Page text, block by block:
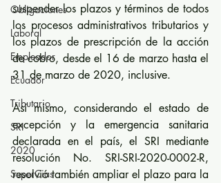
Obligaciones
Laboral
Empleador
Ecuador
Tributario
SRI
2020
SuperCias
suspender los plazos y términos de todos
los procesos administrativos tributarios y
los plazos de prescripción de la acción
de cobro, desde el 16 de marzo hasta el
31 de marzo de 2020, inclusive.
Así mismo, considerando el estado de
excepción y la emergencia sanitaria
declarada en el país, el SRI mediante
resolución No. SRI-SRI-2020-0002-R,
resolvió también ampliar el plazo para la